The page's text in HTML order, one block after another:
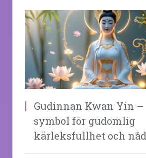
Gudinnan Kwan Yin –
symbol för gudomlig
kärleksfullhet och nåd